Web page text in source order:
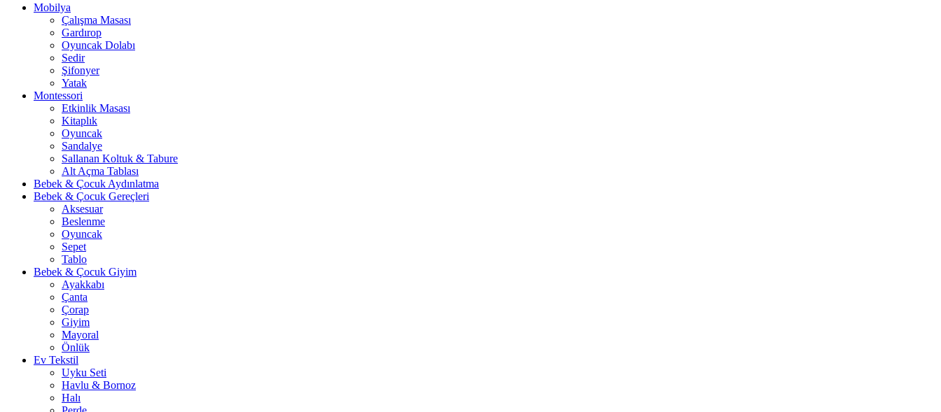
Mobilya
Çalışma Masası
Gardırop
⁠Oyuncak Dolabı
Sedir
Şifonyer
Yatak
Montessori
Etkinlik Masası
Kitaplık
Oyuncak
Sandalye
Sallanan Koltuk & Tabure
Alt Açma Tablası
Bebek & Çocuk Aydınlatma
Bebek & Çocuk Gereçleri
Aksesuar
Beslenme
Oyuncak
Sepet
Tablo
Bebek & Çocuk Giyim
Ayakkabı
Çanta
Çorap
Giyim
Mayoral
Önlük
Ev Tekstil
Uyku Seti
Havlu & Bornoz
Halı